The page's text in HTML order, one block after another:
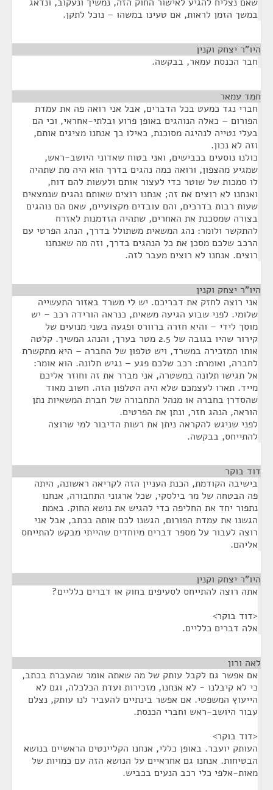
במשך הזמן לראות, אם טעינו במשהו – נוכל לתקן.
היו"ר יצחק וקנין
חבר הכנסת עמאר, בבקשה.
חמד עמאר
חברי נגד כמעט בכל הדברים, אבל אני רואה פה את עמדת
הפורום – כאלה הנוהגים באופן פרוע ובלתי-אחראי, וכי הם
בעלי נטייה לנהיגה מסוכנת, כאילו כך אנחנו מציגים אותם,
וזה לא נכון.
כולנו נוסעים בכבישים, ואני בטוח שאדוני היושב-ראש,
שמגיע מהצפון, ורואה כמה נהגים בדרך הוא היה מת שתהיה
לו סמכות של שוטר כדי לעצור אותם ולעשות להם דוח,
ואנחנו לא רוצים את זה; אנחנו רוצים שאותם נהגים שנמצאים
שעות רבות בדרכים, והם עובדים מקצועיים, שאם הם נוהגים
בצורה שמסכנת את האחרים, שתהיה הזדמנות לאזרח
להתקשר ולומר: נהג המשאית משתולל בדרך, הנהג הפרטי עם
הרכב שלכם מסכן את כל הנהגים בדרך, וזה מה שאנחנו
רוצים. אנחנו לא רוצים מעבר לזה.
היו"ר יצחק וקנין
אני רוצה לחזק את דבריכם. יש לי משרד באזור התעשייה
שלומי. לפני שבוע הגיעה משאית, כנראה הורידה רכב – יש
מוסך לידי – והיא חזרה ברוורס ופגעה בשני מנועים של
קירור שהיו בגובה של 2.5 מטר בערך, והנהג המשיך. קלטה
אותו המזכירה במשרד, ויש טלפון של החברה – היא מתקשרת
לחברה, ואומרת: רכב שלכם פגע – נגיש תלונה. הוא אומר:
אל תגישו תלונה במשטרה, אני מברר את זה וחוזר אליכם
מייד. תארו לעצמכם שלא היה הטלפון הזה. חשוב מאוד
שהסדרן בחברה או מנהל התחבורה של חברת המשאיות נתן
הוראה, הנהג חזר, ונתן את הפרטים.
לפני שניגש להקראה ניתן את רשות הדיבור למי שרוצה
להתייחס, בבקשה.
דוד בוקר
בישיבה הקודמת, הכנת העניין הזה לקריאה ראשונה, היתה
פה הבטחה של מר בילסקי, שכל ארגוני התחבורה, אנחנו
נתפור יחד את החליפה כדי להגיש את נושא החוק. באמת
הגשנו את עמדת הפורום, הגשנו לכם אותה בכתב, אבל אני
רוצה לעבור על מספר דברים מיוחדים שהייתי מבקש להתייחס
אליהם.
היו"ר יצחק וקנין
אתה רוצה להתייחס לסעיפים בחוק או דברים כלליים?
<דוד בוקר>
אלה דברים כלליים.
לאה ורון
אם אפשר גם לקבל עותק של מה שאתה אומר שהעברת בכתב,
כי לא קיבלנו - לא אנחנו, מזכירות ועדת הכלכלה, וגם לא
הייעוץ המשפטי. אם אפשר בינתיים להעביר לנו עותק, נצלם
עבור היושב-ראש וחברי הכנסת.
<דוד בוקר>
העותק יועבר. באופן כללי, אנחנו הקליינטים הראשיים בנושא
הבטיחות. אנחנו גם אחראיים על הנושא הזה עם כמויות של
מאות-אלפי כלי רכב הנעים בכביש.